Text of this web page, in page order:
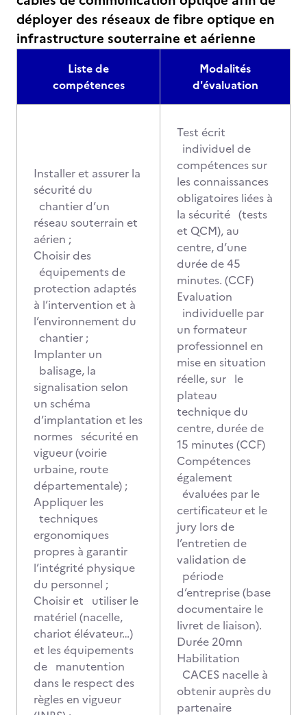
déployer des réseaux de fibre optique en
infrastructure souterraine et aérienne
Liste de
compétences
Modalités
d'évaluation
Installer et assurer la
sécurité du
chantier d’un
réseau souterrain et
aérien ;
Choisir des
équipements de
protection adaptés
à l’intervention et à
l’environnement du
chantier ;
Implanter un
balisage, la
signalisation selon
un schéma
d’implantation et les
normes sécurité en
vigueur (voirie
urbaine, route
départementale) ;
Appliquer les
techniques
ergonomiques
propres à garantir
l’intégrité physique
du personnel ;
Choisir et utiliser le
matériel (nacelle,
chariot élévateur…)
et les équipements
de manutention
dans le respect des
règles en vigueur
Test écrit
individuel de
compétences sur
les connaissances
obligatoires liées à
la sécurité (tests
et QCM), au
centre, d’une
durée de 45
minutes. (CCF)
Evaluation
individuelle par
un formateur
professionnel en
mise en situation
réelle, sur le
plateau
technique du
centre, durée de
15 minutes (CCF)
Compétences
également
évaluées par le
certificateur et le
jury lors de
l’entretien de
validation de
période
d’entreprise (base
documentaire le
livret de liaison).
Durée 20mn
Habilitation
CACES nacelle à
obtenir auprès du
partenaire